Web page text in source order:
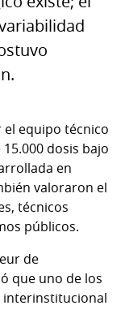
el equipo técnico
dosis bajo
en
valoraron el
técnicos
públicos.
de
que uno de los
interinstitucional